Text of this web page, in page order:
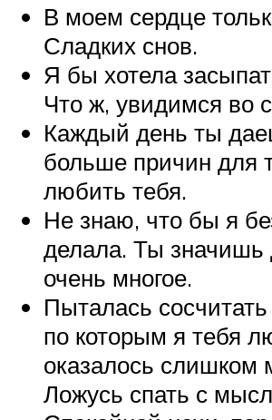
В моем сердце
Сладких снов.
Я бы хотела
Что ж, увидимся во
Каждый день ты
больше причин для
любить тебя.
Не знаю, что бы я
делала. Ты значишь
очень многое.
Пыталась
по которым я тебя
оказалось слишком
Ложусь спать с